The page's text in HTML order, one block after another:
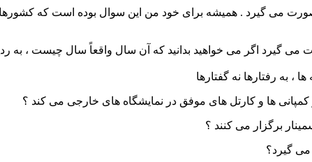
می گیرد . همیشه برای خود من این سوال بوده است که کشورهای
گیرد اگر می خواهید بدانید که آن سال واقعاً سال چیست ، به
، به رفتارها نه گفتارها
ها و کارتل های موفق در نمایشگاه های خارجی می کند ؟
برگزار می کنند ؟
گیرد؟